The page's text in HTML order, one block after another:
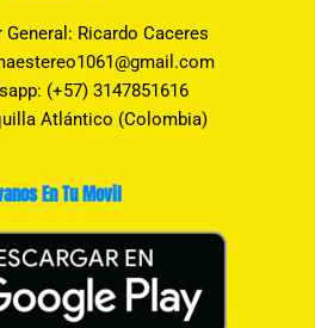
General: Ricardo Caceres
(+57) 3147851616
Atlántico (Colombia)
En Tu Movil